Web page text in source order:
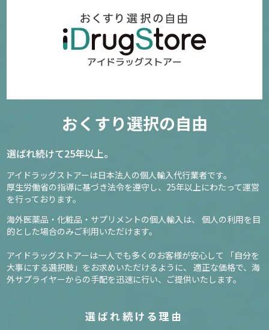
おくすり選択の自由
選ばれ続けて25年以上。
アイドラッグストアーは日本法人の個人輸入代行業者です。
厚生労働省の指導に基づき法令を遵守し、 25年以上にわたって運営
を行っております。
海外医薬品・化粧品・サプリメントの個人輸入は、
個人の利用を目
的とした場合のみご利用いただけます。
アイドラッグストアーは一人でも多くのお客様が安心して
「自分を
大事にする選択肢」をお求めいただけるように、
適正な価格で、海
外サプライヤーからの手配を迅速に行い、ご提供いたします。
選ばれ続ける理由